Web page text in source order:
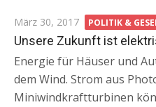
Posted
on
März 30, 2017 POLITIK &
Unsere Zukunft ist
Energie für Häuser und
dem Wind. Strom aus
Miniwindkraftturbinen